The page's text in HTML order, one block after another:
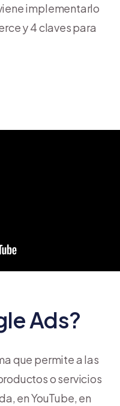
implementarlo
y 4 claves para
Ads?
que permite a las
o servicios
en YouTube, en